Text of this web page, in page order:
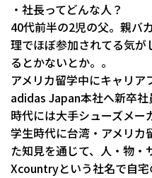
・社長ってどんな人？
40代前半の2児の父。親バ
理でほぼ参加されてる気が
るとかないとか。。
アメリカ留学中にキャリア
adidas Japan本社へ新卒
時代には大手シューズメー
学生時代に台湾・アメリ
た知見を通じて、人・物・
Xcountryという社名で自宅